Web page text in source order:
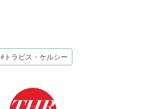
#トラビス・ケルシー